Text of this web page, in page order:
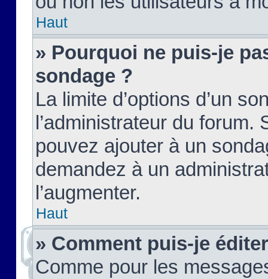
Haut
» Pourquoi ne puis-je
sondage ?
La limite d’options d’un
l’administrateur du forum.
pouvez ajouter à un
demandez à un
l’augmenter.
Haut
» Comment puis-je
Comme pour les